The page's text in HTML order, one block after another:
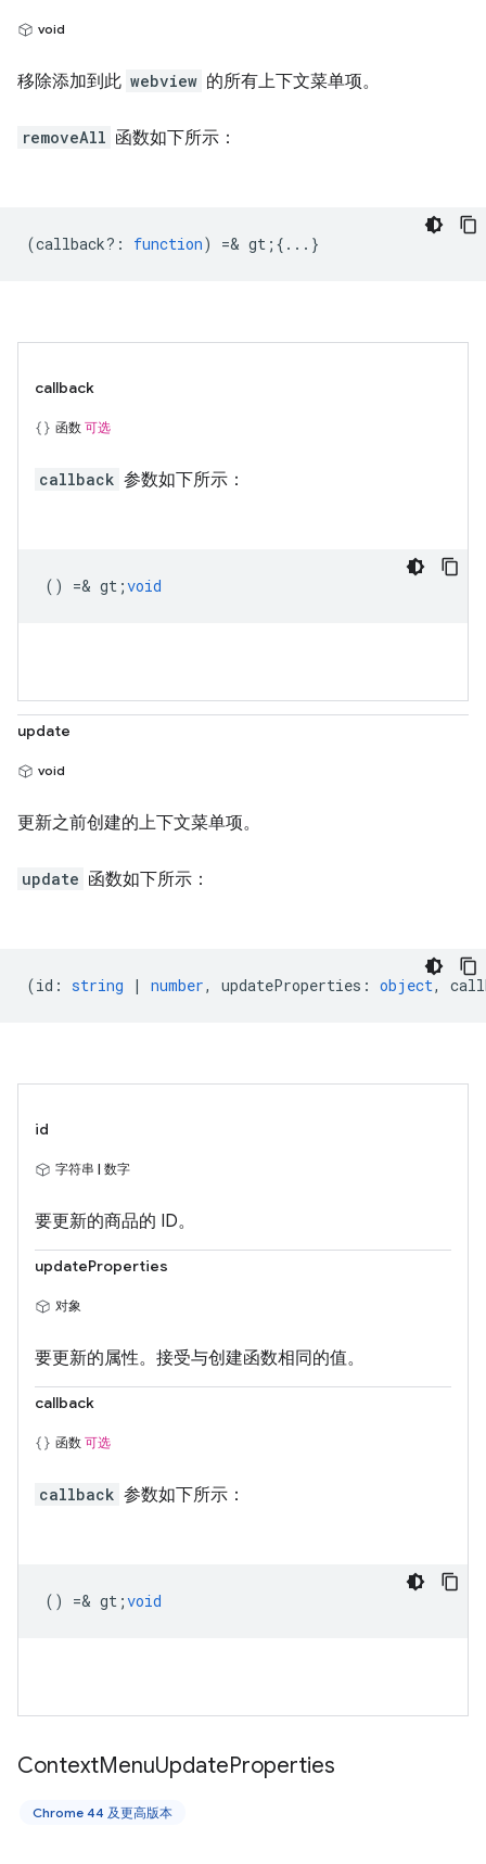
void
移除添加到此 webview 的所有上下文菜单项。
removeAll 函数如下所示：
(callback? : function) =& gt;{...}
callback
函数 可选
callback 参数如下所示：
() =& gt;void
update
void
更新之前创建的上下文菜单项。
update 函数如下所示：
(id : string | number, updateProperties : object,
id
字符串 | 数字
要更新的商品的 ID。
updateProperties
对象
要更新的属性。接受与创建函数相同的值。
callback
函数 可选
callback 参数如下所示：
() =& gt;void
ContextMenuUpdateProperties
Chrome 44 及更高版本